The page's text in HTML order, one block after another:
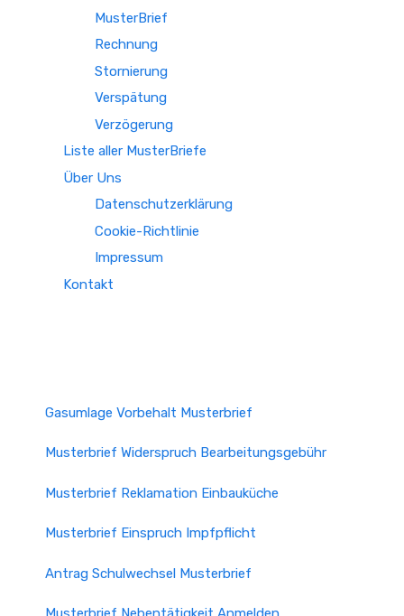
MusterBrief
Rechnung
Stornierung
Verspätung
Verzögerung
Liste aller MusterBriefe
Über Uns
Datenschutzerklärung
Cookie-Richtlinie
Impressum
Kontakt
Gasumlage Vorbehalt Musterbrief
Musterbrief Widerspruch Bearbeitungsgebühr
Musterbrief Reklamation Einbauküche
Musterbrief Einspruch Impfpflicht
Antrag Schulwechsel Musterbrief